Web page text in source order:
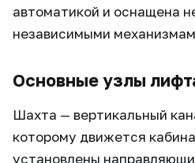
автоматикой и оснащена
независимыми
Основные узлы
Шахта — вертикальный
которому движется
установлены